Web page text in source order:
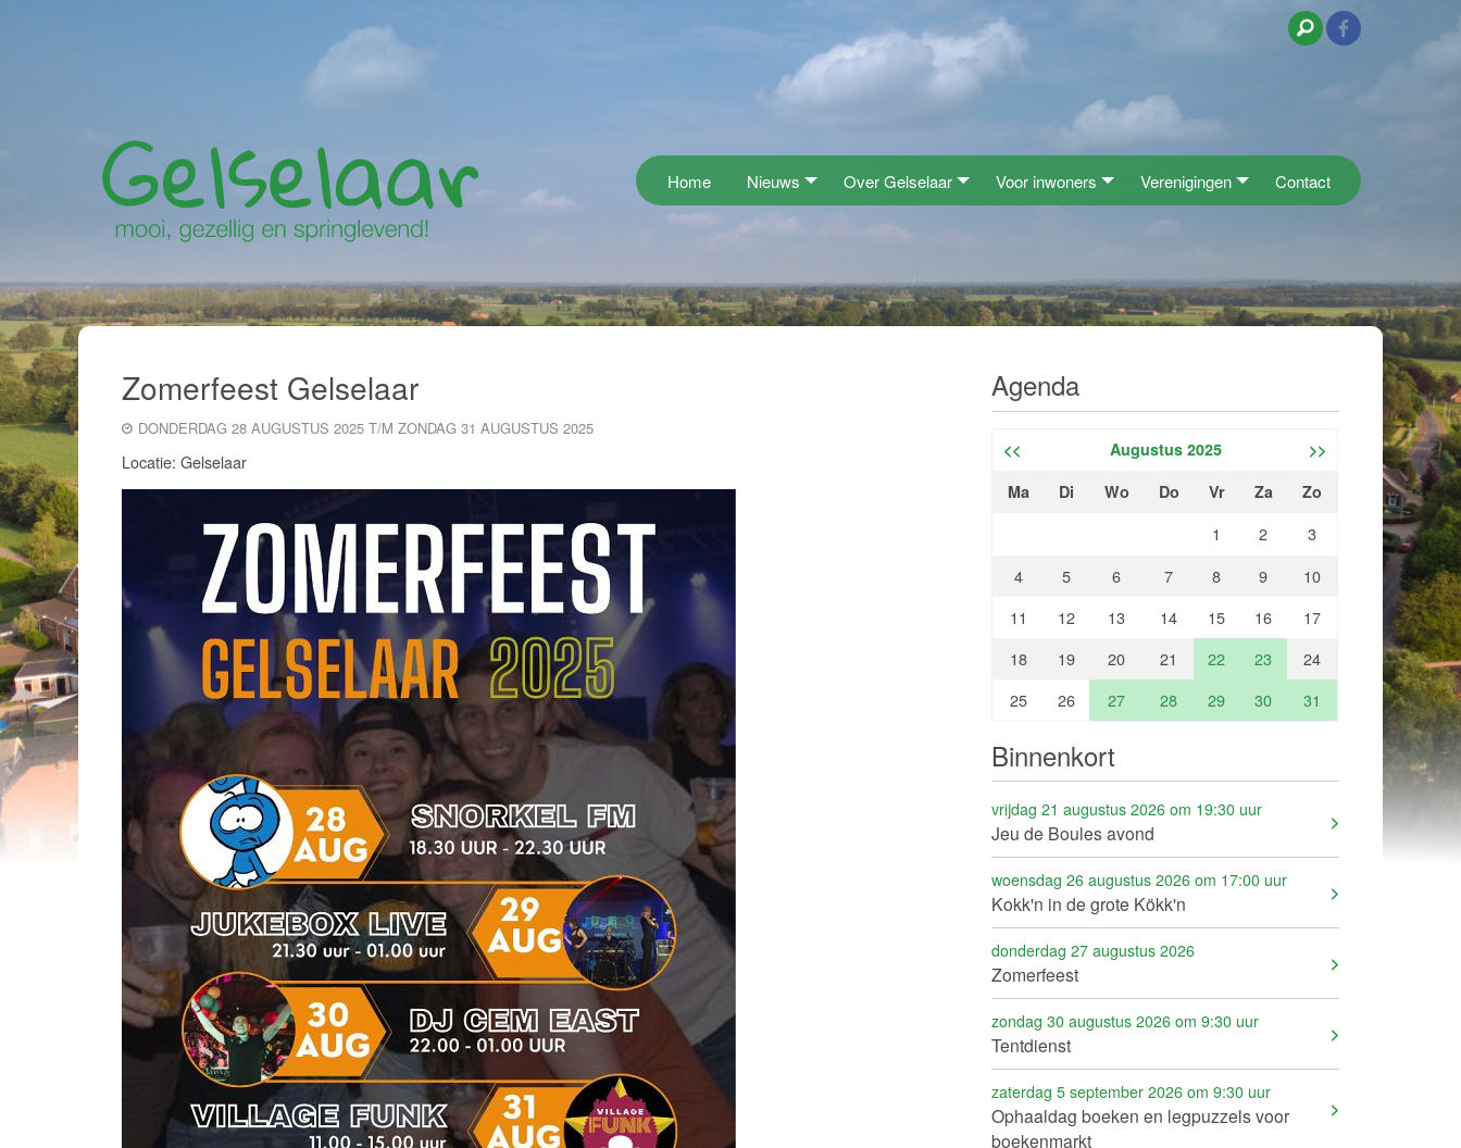
Home Nieuws Over Gelselaar Voor inwoners Verenigingen Contact
Zomerfeest Gelselaar
DONDERDAG 28 AUGUSTUS 2025 T/M ZONDAG 31 AUGUSTUS 2025
Locatie: Gelselaar
Agenda
<< Augustus 2025
>>
Ma
Di Wo Do Vr Za Zo
1 2
3
4
5 6 7 8 9
10
11
12 13 14 15 16
17
18
19 20 21 22 23
24
25
26 27 28 29 30 31
Binnenkort
vrijdag 21 augustus 2026 om 19:30 uur
Jeu de Boules avond
woensdag 26 augustus 2026 om 17:00 uur
Kokk'n in de grote Kökk'n
donderdag 27 augustus 2026
Zomerfeest
zondag 30 augustus 2026 om 9:30 uur
Tentdienst
zaterdag 5 september 2026 om 9:30 uur
Ophaaldag boeken en legpuzzels voor
boekenmarkt